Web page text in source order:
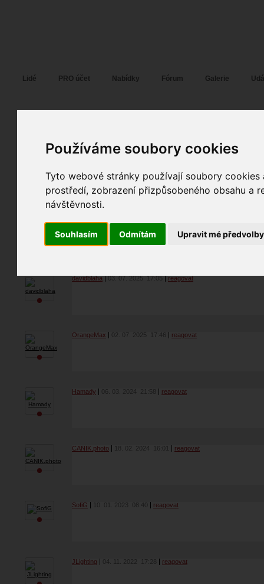
Používáme soubory cookies
Tyto webové stránky používají soubory
prostředí, zobrazení přizpůsobeného obsahu a
návštěvnosti.
Souhlasím Odmítám Upravit mé předvolby
Lidé PRO účet Nabídky Fórum Galerie
Mil4nek 10. 10. 2018 11:47 portrét
fotky autora
TOPnout fotografii
davidblaha 03. 07. 2025 17:05 reagovat
OrangeMax 02. 07. 2025 17:46 reagovat
Hamady 06. 03. 2024 21:58 reagovat
CANIK.photo 18. 02. 2024 16:01 reagovat
SofiG 10. 01. 2023 08:40 reagovat
JLighting 04. 11. 2022 17:28 reagovat